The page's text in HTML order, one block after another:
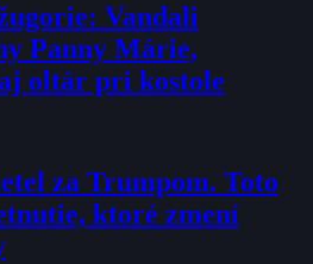
Vandali
Panny Márie,
oltár pri kostole
za Trumpom. Toto
ktoré zmení